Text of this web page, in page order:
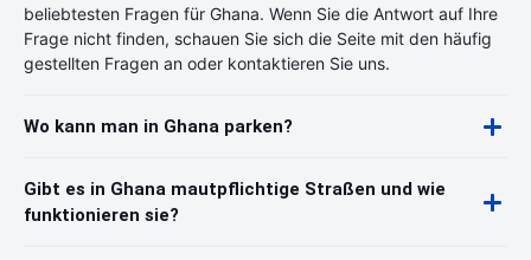
beliebtesten Fragen für Ghana. Wenn Sie die Antwort auf Ihre
Frage nicht finden, schauen Sie sich die Seite mit den häufig
gestellten Fragen an oder kontaktieren Sie uns.
Wo kann man in Ghana parken?
Gibt es in Ghana mautpflichtige Straßen und wie
funktionieren sie?